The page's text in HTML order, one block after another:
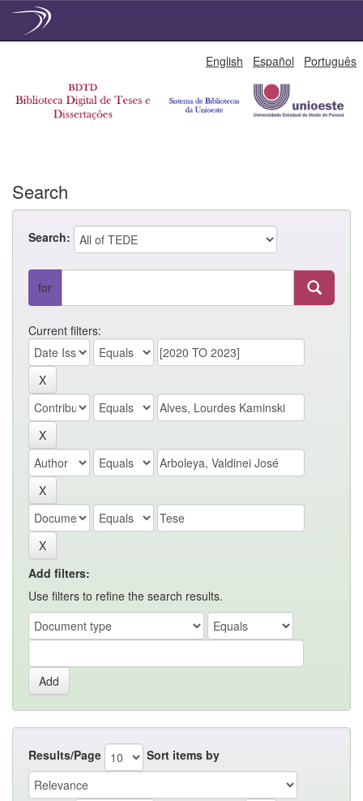
English Español Português
Search
Search:
for
Current filters:
Add filters:
Use filters to refine the search results.
Results/Page Sort items by